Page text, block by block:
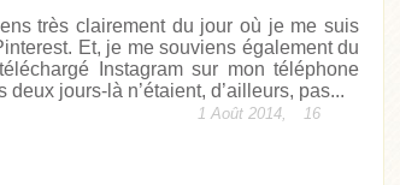
très clairement du jour où je me suis
Et, je me souviens également du
Instagram sur mon téléphone
deux jours-là n’étaient, d’ailleurs, pas...
1 Août 2014, 16